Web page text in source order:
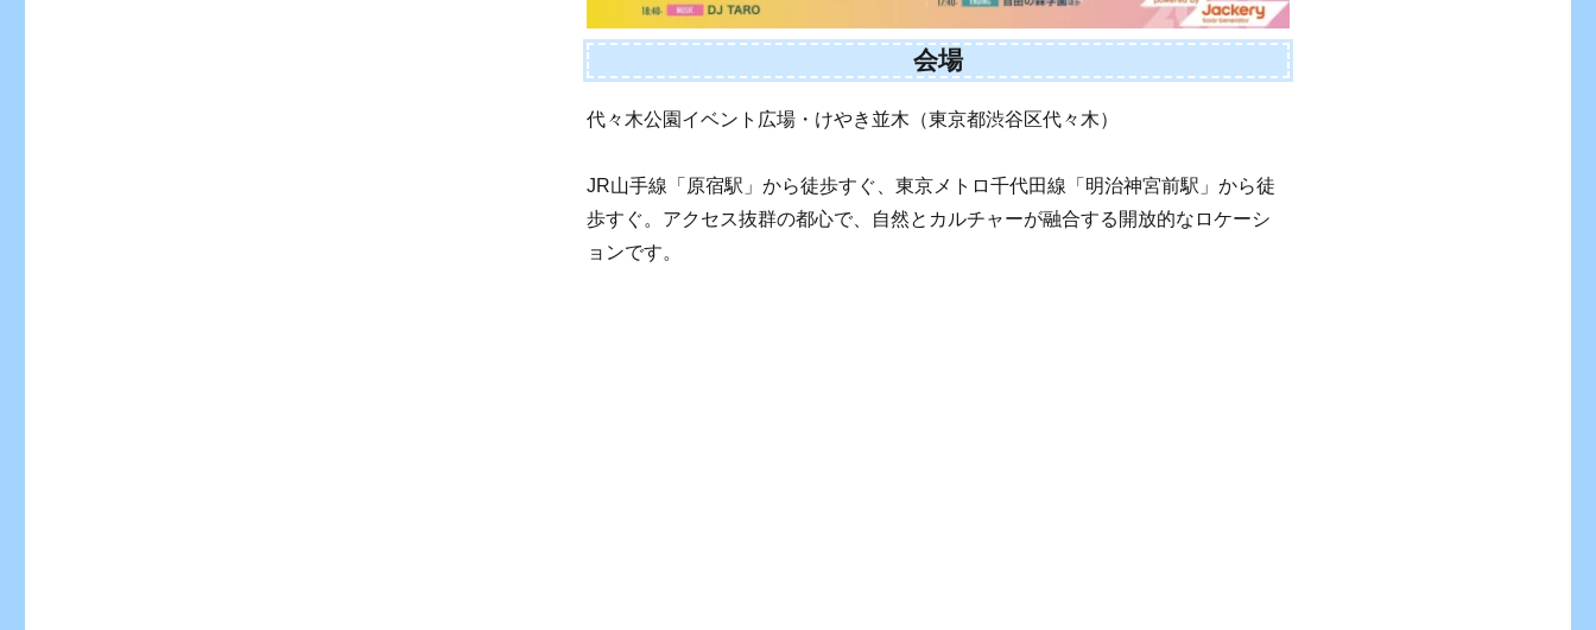
会場
代々木公園イベント広場・けやき並木（東京都渋谷区代々木）
JR山手線「原宿駅」から徒歩すぐ、東京メトロ千代田線「明治神宮前駅」から徒
歩すぐ。アクセス抜群の都心で、自然とカルチャーが融合する開放的なロケーシ
ョンです。